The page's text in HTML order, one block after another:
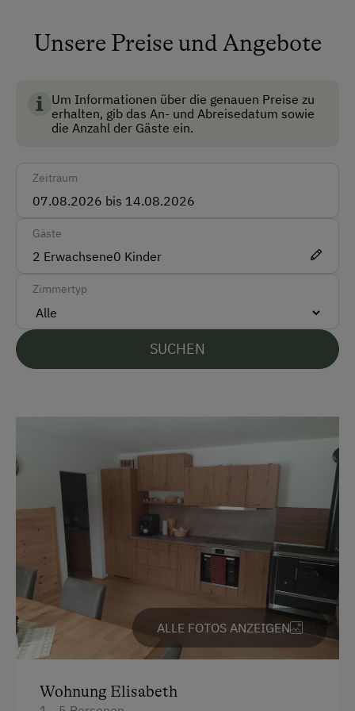
Mitnahme von Hunden erlaubt
Anfahrtsmöglichkeiten
Auto
Akzeptierte Zahlungsmittel
Überweisung / SEPA
Vor Ort gesprochene Sprachen
Deutsch
Kostenlose Parkplätze
Motorradunterstellraum
Radunterstellmöglichkeit
Unterkunftsart
Für max. 6 Personen
Ehemaliger Bergbauernhof
Ferienhaus am Bergbauernhof
Am Betrieb
Garten/Wiese
Unsere Preise und Angebote
Um Informationen über die genauen Preise zu
erhalten, gib das An- und Abreisedatum sowie
die Anzahl der Gäste ein.
Zeitraum
Gäste
2 Erwachsene0 Kinder
Zimmertyp
SUCHEN
ALLE FOTOS ANZEIGEN
Wohnung Elisabeth